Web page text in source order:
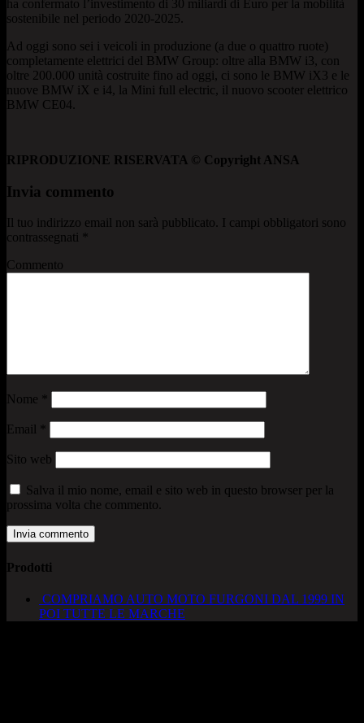
ha confermato l’investimento di 30 miliardi di Euro per la mobilità
sostenibile nel periodo 2020-2025.
Ad oggi sono sei i veicoli in produzione (a due o quattro ruote)
completamente elettrici del BMW Group: oltre alla BMW i3, con
oltre 200.000 unità costruite fino ad oggi, ci sono le BMW iX3 e le
nuove BMW iX e i4, la Mini full electric, il nuovo scooter elettrico
BMW CE04.
RIPRODUZIONE RISERVATA © Copyright ANSA
Invia commento
Il tuo indirizzo email non sarà pubblicato.
I campi obbligatori sono
contrassegnati
Commento
Nome
Email
Sito web
Salva il mio nome, email e sito web in questo browser per la
prossima volta che commento.
Prodotti
COMPRIAMO AUTO MOTO FURGONI DAL 1999 IN
POI TUTTE LE MARCHE